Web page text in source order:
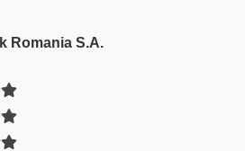
Romania S.A.